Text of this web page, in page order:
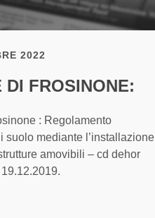
2022
DI FROSINONE:
: Regolamento
suolo mediante l’installazione
amovibili – cd dehor